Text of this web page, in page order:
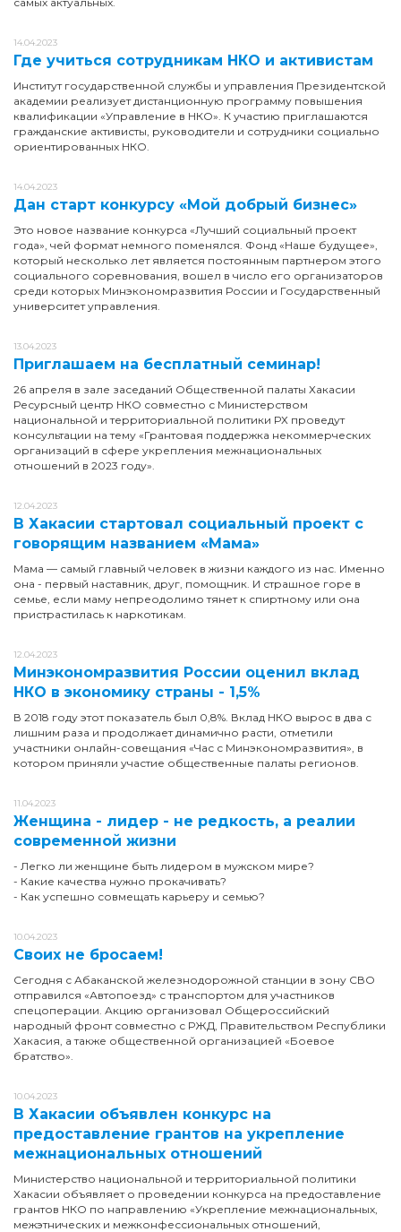
14.04.2023
Где учиться сотрудникам НКО и активистам
Институт государственной службы и управления Президентской
академии реализует дистанционную программу повышения
квалификации «Управление в НКО». К участию приглашаются
гражданские активисты, руководители и сотрудники социально
ориентированных НКО.
14.04.2023
Дан старт конкурсу «Мой добрый бизнес»
Это новое название конкурса «Лучший социальный проект
года», чей формат немного поменялся. Фонд «Наше будущее»,
который несколько лет является постоянным партнером этого
социального соревнования, вошел в число его организаторов
среди которых Минэкономразвития России и Государственный
университет управления.
13.04.2023
Приглашаем на бесплатный семинар!
26 апреля в зале заседаний Общественной палаты Хакасии
Ресурсный центр НКО совместно с Министерством
национальной и территориальной политики РХ проведут
консультации на тему «Грантовая поддержка некоммерческих
организаций в сфере укрепления межнациональных
отношений в 2023 году».
12.04.2023
В Хакасии стартовал социальный проект с
говорящим названием «Мама»
Мама — самый главный человек в жизни каждого из нас. Именно
она - первый наставник, друг, помощник. И страшное горе в
семье, если маму непреодолимо тянет к спиртному или она
пристрастилась к наркотикам.
12.04.2023
Минэкономразвития России оценил вклад
НКО в экономику страны - 1,5%
В 2018 году этот показатель был 0,8%. Вклад НКО вырос в два с
лишним раза и продолжает динамично расти, отметили
участники онлайн-совещания «Час с Минэкономразвития», в
котором приняли участие общественные палаты регионов.
11.04.2023
Женщина - лидер - не редкость, а реалии
современной жизни
- Легко ли женщине быть лидером в мужском мире?
- Какие качества нужно прокачивать?
- Как успешно совмещать карьеру и семью?
10.04.2023
Своих не бросаем!
Сегодня с Абаканской железнодорожной станции в зону СВО
отправился «Автопоезд» с транспортом для участников
спецоперации. Акцию организовал Общероссийский
народный фронт совместно с РЖД, Правительством Республики
Хакасия, а также общественной организацией «Боевое
братство».
10.04.2023
В Хакасии объявлен конкурс на
предоставление грантов на укрепление
межнациональных отношений
Министерство национальной и территориальной политики
Хакасии объявляет о проведении конкурса на предоставление
грантов НКО по направлению «Укрепление межнациональных,
межэтнических и межконфессиональных отношений,